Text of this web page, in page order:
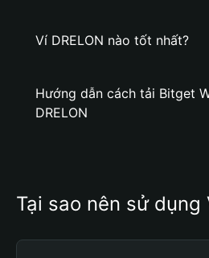
Ví DRELON nào tốt nhất?
Hướng dẫn cách tải Bitget
DRELON
Tại sao nên sử dụng